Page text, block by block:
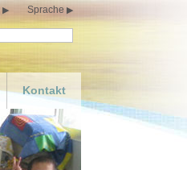
Sprache
Kontakt